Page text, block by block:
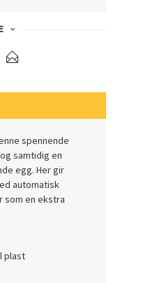
spennende
samtidig en
egg. Her gir
automatisk
som en ekstra
plast